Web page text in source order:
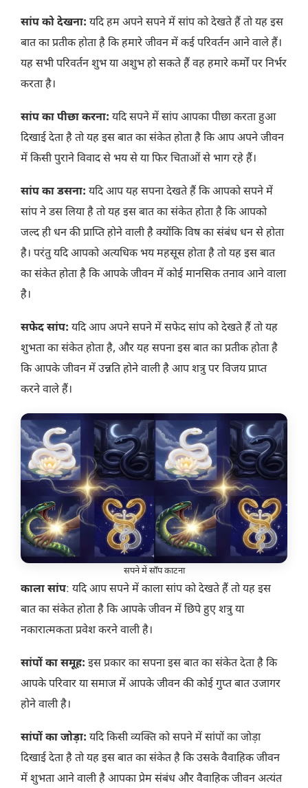
सांप को देखना: यदि हम अपने सपने में सांप को देखते हैं तो यह इस
बात का प्रतीक होता है कि हमारे जीवन में कई परिवर्तन आने वाले हैं।
यह सभी परिवर्तन शुभ या अशुभ हो सकते हैं वह हमारे कर्मों पर निर्भर
करता है।
सांप का पीछा करना: यदि सपने में सांप आपका पीछा करता हुआ
दिखाई देता है तो यह इस बात का संकेत होता है कि आप अपने जीवन
में किसी पुराने विवाद से भय से या फिर चिताओं से भाग रहे हैं।
सांप का डसना: यदि आप यह सपना देखते हैं कि आपको सपने में
सांप ने डस लिया है तो यह इस बात का संकेत होता है कि आपको
जल्द ही धन की प्राप्ति होने वाली है क्योंकि विष का संबंध धन से होता
है। परंतु यदि आपको अत्यधिक भय महसूस होता है तो यह इस बात
का संकेत होता है कि आपके जीवन में कोई मानसिक तनाव आने वाला
है।
सफेद सांप: यदि आप अपने सपने में सफेद सांप को देखते हैं तो यह
शुभता का संकेत होता है, और यह सपना इस बात का प्रतीक होता है
कि आपके जीवन में उन्नति होने वाली है आप शत्रु पर विजय प्राप्त
करने वाले हैं।
सपने में साँप काटना
काला सांप: यदि आप सपने में काला सांप को देखते हैं तो यह इस
बात का संकेत होता है कि आपके जीवन में छिपे हुए शत्रु या
नकारात्मकता प्रवेश करने वाली है।
सांपों का समूह: इस प्रकार का सपना इस बात का संकेत देता है कि
आपके परिवार या समाज में आपके जीवन की कोई गुप्त बात उजागर
होने वाली है।
सांपों का जोड़ा: यदि किसी व्यक्ति को सपने में सांपों का जोड़ा
दिखाई देता है तो यह इस बात का संकेत है कि उसके वैवाहिक जीवन
में शुभता आने वाली है आपका प्रेम संबंध और वैवाहिक जीवन अत्यंत